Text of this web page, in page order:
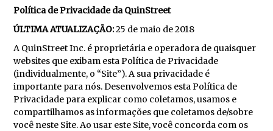
Política de Privacidade da QuinStreet
ÚLTIMA ATUALIZAÇÃO:25 de maio de 2018
A QuinStreet Inc. é proprietária e operadora de quaisquer
websites que exibam esta Política de Privacidade
(individualmente, o “Site”). A sua privacidade é
importante para nós. Desenvolvemos esta Política de
Privacidade para explicar como coletamos, usamos e
compartilhamos as informações que coletamos de/sobre
você neste Site. Ao usar este Site, você concorda com os